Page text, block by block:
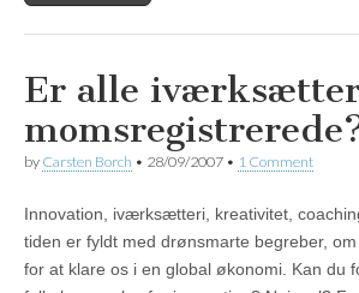
Er alle
by Carsten Borch • 28/09/2007 • 1 Comment
Innovation, iværksætteri, kreativitet,
tiden er fyldt med drønsmarte begreber,
for at klare os i en global økonomi. Kan du